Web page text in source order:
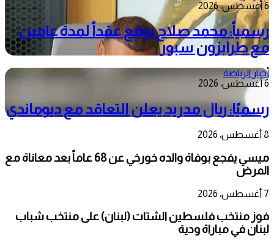
6 أغسطس، 2026
رسمياً: محمد صلاح يوقع عقداً لمدة عامين
مع طرابزون سبور
أخبار الرياضة
6 أغسطس، 2026
رسميًا: ريال مدريد يعلن التعاقد مع ديوماندي
8 أغسطس، 2026
ميسي يفجع بوفاة والده خورخي عن 68 عاماً بعد معاناة مع
المرض
7 أغسطس، 2026
فوز منتخب فلسطين الشتات (لبنان) على منتخب شباب
لبنان في مباراة ودية